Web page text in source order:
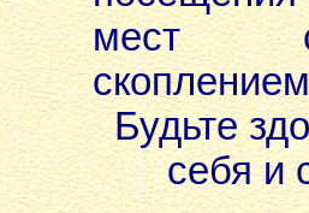
мест
Будьте
себя и